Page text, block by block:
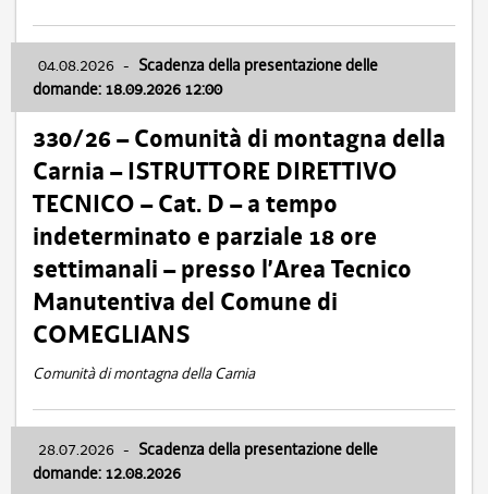
04.08.2026 - Scadenza della presentazione delle
domande: 18.09.2026 12:00
330/26 – Comunità di montagna della
Carnia – ISTRUTTORE DIRETTIVO
TECNICO – Cat. D – a tempo
indeterminato e parziale 18 ore
settimanali – presso l’Area Tecnico
Manutentiva del Comune di
COMEGLIANS
Comunità di montagna della Carnia
28.07.2026 - Scadenza della presentazione delle
domande: 12.08.2026